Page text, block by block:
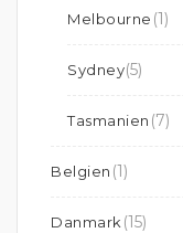
Melbourne (1)
Sydney(5)
Tasmanien (7)
Belgien (1)
Danmark (15)